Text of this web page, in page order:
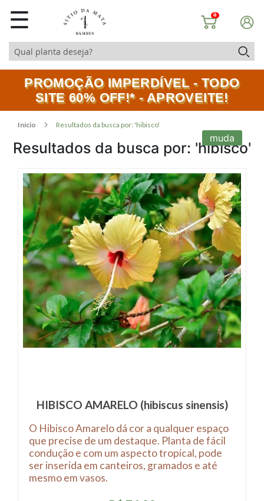
☰ 0
PROMOÇÃO IMPERDÍVEL - TODO
SITE 60% OFF!* - APROVEITE!
Início Resultados da busca por: 'hibisco'
Resultados da busca por: 'hibisco'
muda
HIBISCO AMARELO (hibiscus sinensis)
O Hibisco Amarelo dá cor a qualquer espaço
que precise de um destaque. Planta de fácil
condução e com um aspecto tropical, pode
ser inserida em canteiros, gramados e até
mesmo em vasos.